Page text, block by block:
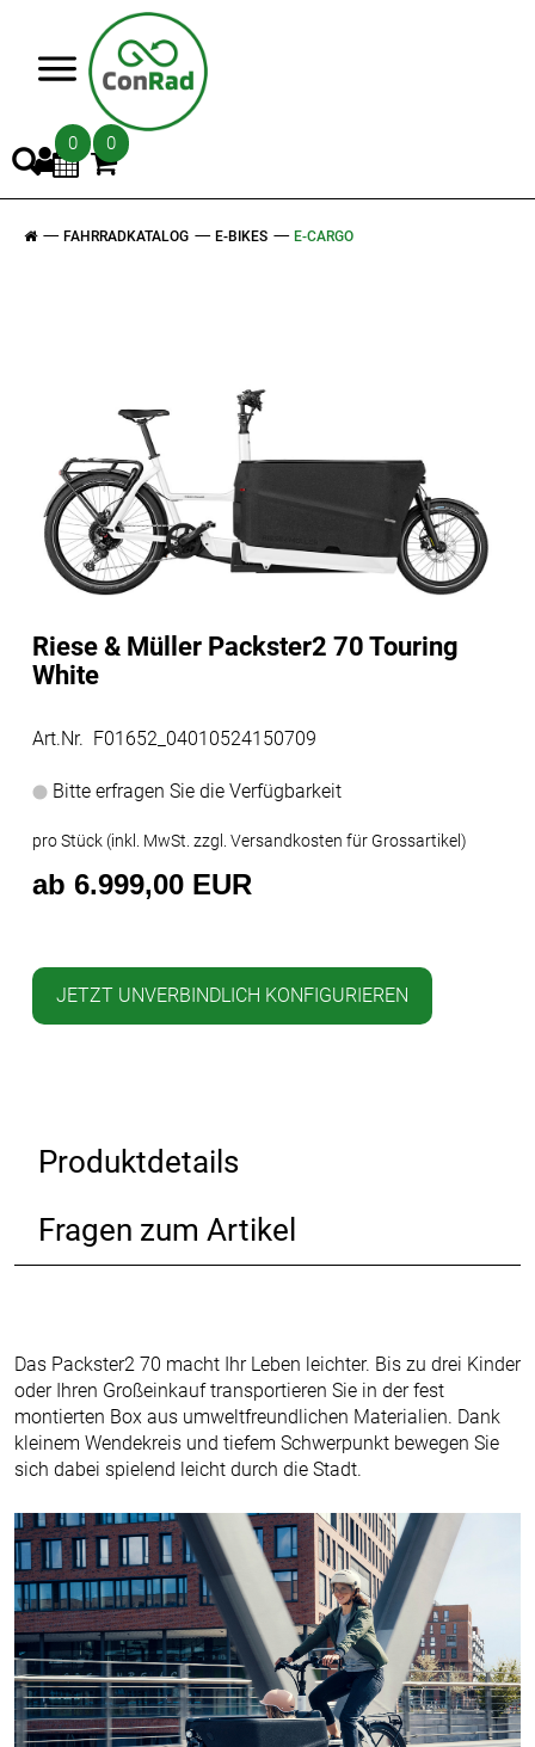
0 0
FAHRRADKATALOG E-BIKES E-CARGO
Riese & Müller Packster2 70 Touring
White
Art.Nr. F01652_04010524150709
Bitte erfragen Sie die Verfügbarkeit
pro Stück (inkl. MwSt. zzgl. Versandkosten für Grossartikel)
ab 6.999,00 EUR
JETZT UNVERBINDLICH KONFIGURIEREN
Produktdetails
Fragen zum Artikel
Das Packster2 70 macht Ihr Leben leichter. Bis zu drei Kinder
oder Ihren Großeinkauf transportieren Sie in der fest
montierten Box aus umweltfreundlichen Materialien. Dank
kleinem Wendekreis und tiefem Schwerpunkt bewegen Sie
sich dabei spielend leicht durch die Stadt.